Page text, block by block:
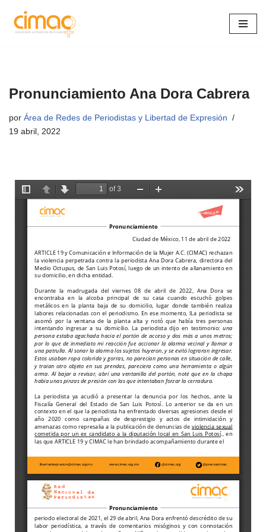
Saltar
Pronunciamiento Ana Dora Cabrera
por Área de Redes de Periodistas y Libertad de Expresión
19 abril, 2022